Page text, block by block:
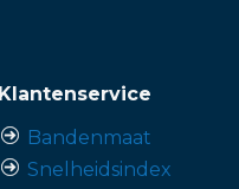
Klantenservice
Bandenmaat
Snelheidsindex